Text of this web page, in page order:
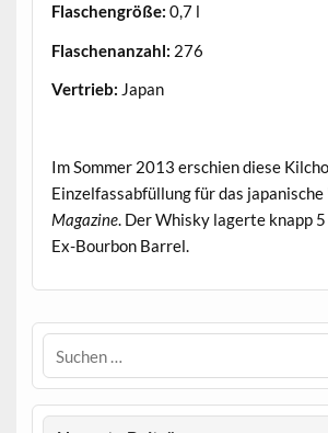
Flaschengröße: 0,7 l
Flaschenanzahl: 276
Vertrieb: Japan
Im Sommer 2013 erschien diese
Einzelfassabfüllung für das japanische
Magazine. Der Whisky lagerte knapp
Ex-Bourbon Barrel.